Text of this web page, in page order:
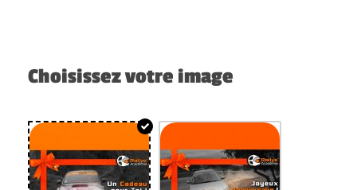
Choisissez votre image